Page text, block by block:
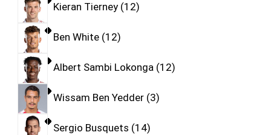
Kieran Tierney 12
Ben White 12
Albert Sambi Lokonga 12
Wissam Ben Yedder 3
Sergio Busquets 14